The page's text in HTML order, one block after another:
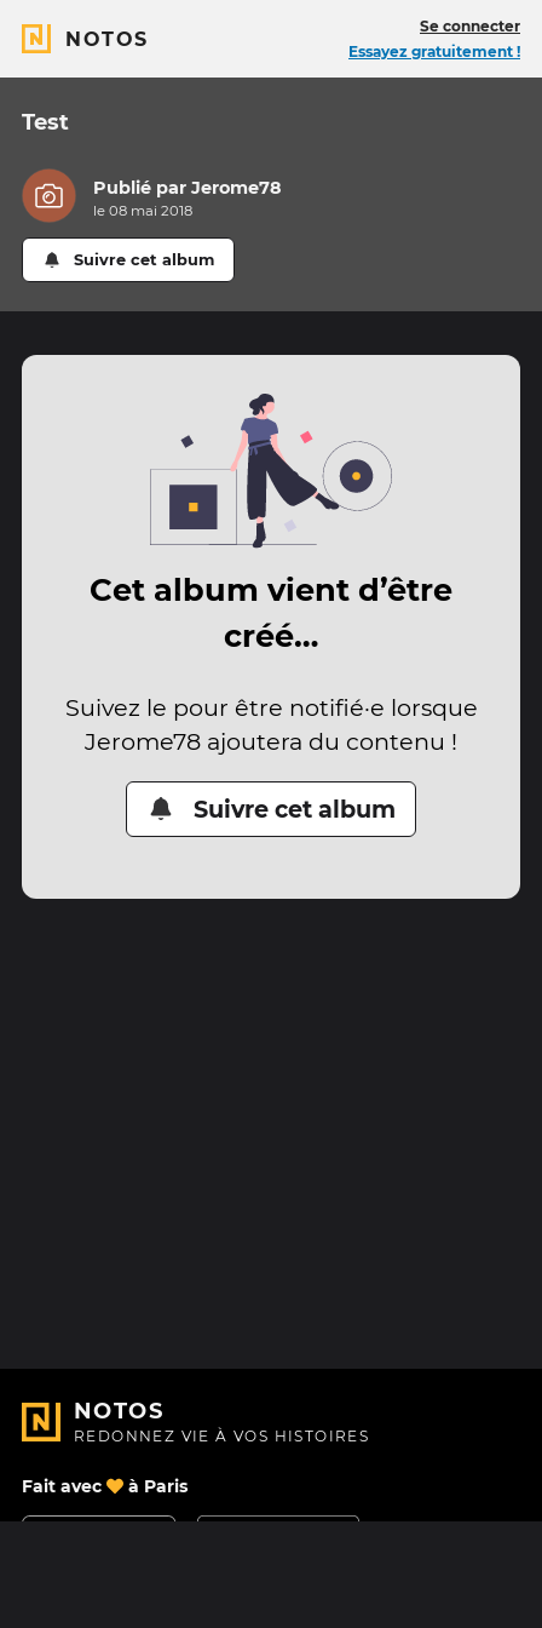
NOTOS
Se connecter
Essayez gratuitement !
Test
Publié parJerome78
le 08 mai 2018
Suivre cet album
Cet album vient d’être
créé…
Suivez le pour être notifié·e lorsque
Jerome78 ajoutera du contenu !
Suivre cet album
NOTOS
REDONNEZ VIE À VOS HISTOIRES
Fait avec à Paris